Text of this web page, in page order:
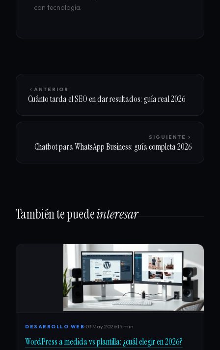
con tecnología.
ANTERIOR
Cuánto tarda el SEO en dar resultados: guía real 2026
SIGUIENTE
Chatbot para WhatsApp Business: guía completa 2026
También te puedeinteresar
DESARROLLO WEB 03 May 202615 min
WordPress a medida vs plantilla: ¿cuál elegir en 2026?